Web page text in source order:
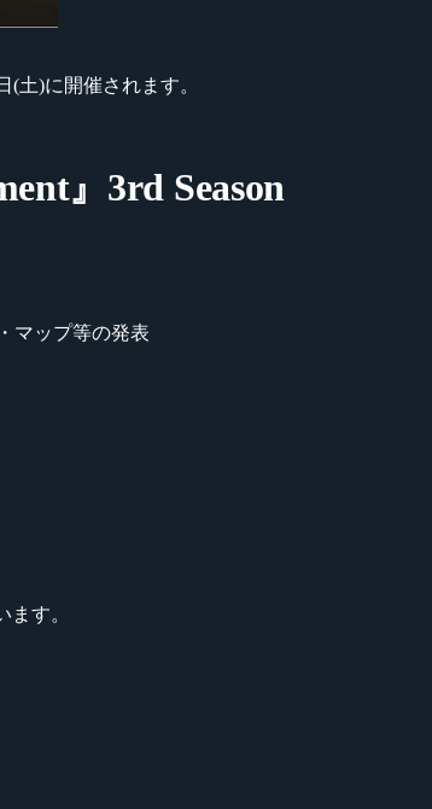
(土)に開催されます。
』3rd Season
マップ等の発表
す。